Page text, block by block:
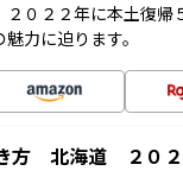
２０２２年に本土復
力に迫ります。
方 北海道 ２０２